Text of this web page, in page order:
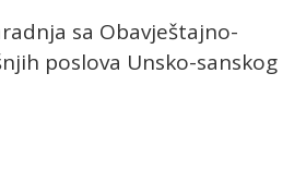
sa Obavještajno-
poslova Unsko-sanskog